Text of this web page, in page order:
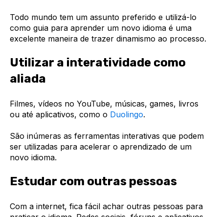
Todo mundo tem um assunto preferido e utilizá-lo
como guia para aprender um novo idioma é uma
excelente maneira de trazer dinamismo ao processo.
Utilizar a interatividade como
aliada
Filmes, vídeos no YouTube, músicas, games, livros
ou até aplicativos, como o Duolingo.
São inúmeras as ferramentas interativas que podem
ser utilizadas para acelerar o aprendizado de um
novo idioma.
Estudar com outras pessoas
Com a internet, fica fácil achar outras pessoas para